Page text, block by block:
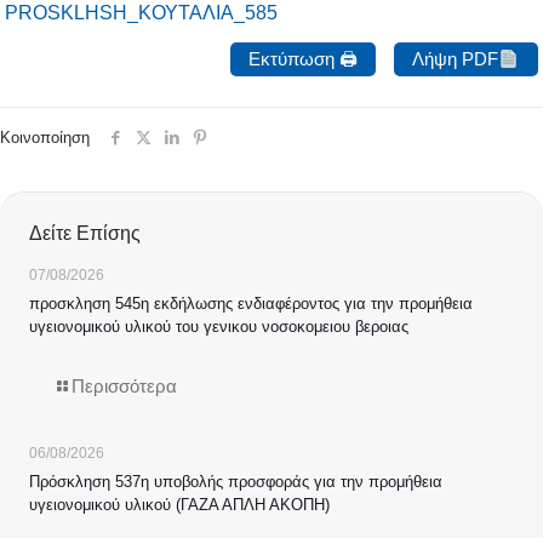
PROSKLHSH_ΚΟΥΤΑΛΙΑ_585
Εκτύπωση 🖨 Λήψη PDF
Κοινοποίηση
Δείτε Επίσης
07/08/2026
προσκληση 545η εκδήλωσης ενδιαφέροντος για την προμήθεια
υγειονομικού υλικού του γενικου νοσοκομειου βεροιας
Περισσότερα
06/08/2026
Πρόσκληση 537η υποβολής προσφοράς για την προμήθεια
υγειονομικού υλικού (ΓΑΖΑ ΑΠΛΗ ΑΚΟΠΗ)